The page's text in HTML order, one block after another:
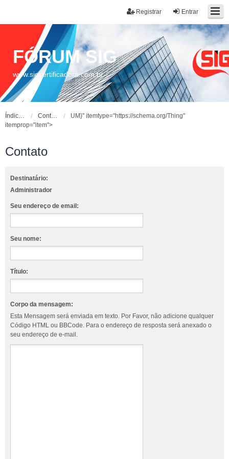
Entrar
Registrar
FÓRUM SIG
www.sigcertificadora.com.br
Índice do fórum Contato
UM}" itemtype="https://schema.org/Thing"
itemprop="item">
Contato
Destinatário:
Administrador
Seu endereço de email:
Seu nome:
Título:
Corpo da mensagem:
Esta Mensagem será enviada em texto. Por Favor, não adicione qualquer
Código HTML ou BBCode. Para o endereço de resposta será anexado o
seu endereço de e-mail.